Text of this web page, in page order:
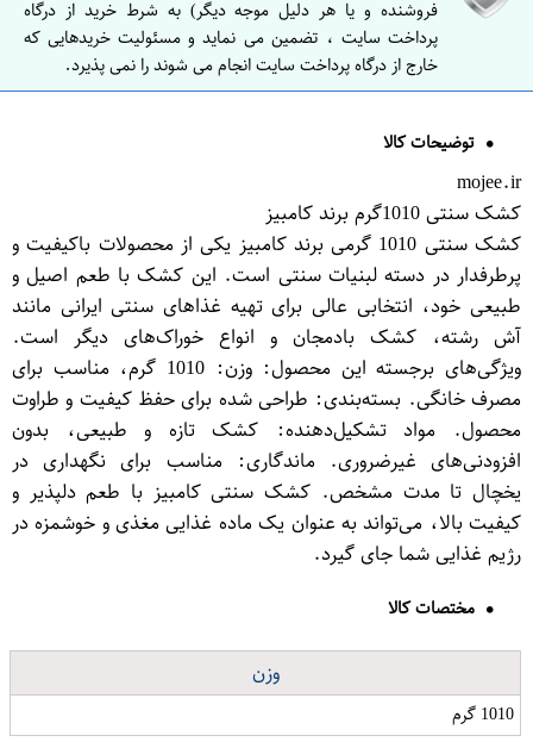
فروشنده و یا هر دلیل موجه دیگر) به شرط خرید از درگاه
پرداخت سایت ، تضمین می نماید و مسئولیت خریدهایی که
خارج از درگاه پرداخت سایت انجام می شوند را نمی پذیرد.
توضیحات کالا
mojee.ir
کشک سنتی 1010گرم برند کامبیز
کشک سنتی 1010 گرمی برند کامبیز یکی از محصولات باکیفیت و
پرطرفدار در دسته لبنیات سنتی است. این کشک با طعم اصیل و
طبیعی خود، انتخابی عالی برای تهیه غذاهای سنتی ایرانی مانند
آش رشته، کشک بادمجان و انواع خوراک‌های دیگر است.
ویژگی‌های برجسته این محصول: وزن: 1010 گرم، مناسب برای
مصرف خانگی. بسته‌بندی: طراحی شده برای حفظ کیفیت و طراوت
محصول. مواد تشکیل‌دهنده: کشک تازه و طبیعی، بدون
افزودنی‌های غیرضروری. ماندگاری: مناسب برای نگهداری در
یخچال تا مدت مشخص. کشک سنتی کامبیز با طعم دلپذیر و
کیفیت بالا، می‌تواند به عنوان یک ماده غذایی مغذی و خوشمزه در
رژیم غذایی شما جای گیرد.
مختصات کالا
وزن
1010 گرم